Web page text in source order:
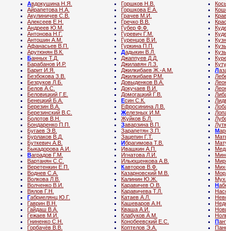
Авдокушина Н.Я.
Айрапетова Н.А.
Акулиничев С.В.
Алексеев Е.Н.
Андреев Ю.М.
Антонова Н.Г.
Антошин А.М.
Афанасьев В.П.
Арутюнян В.К.
Банных Т.Д.
Барабанов И.Р.
Барит И.Я.
Безбокова З.В.
Безруков Л.Б.
Белов А.С.
Беловицкий Г.Е.
Бенецкий Б.А.
Березин В.А.
Березинский В.С.
Болотов В.Н.
Бондаренко П.П.
Бугаев Э.В.
Бурлаков В.Д.
Буткевич А.В.
Быкадорова А.И.
Ваградов Г.М.
Вартанян С.С.
Веретенкин Е.П.
Воднев С.А.
Волкова Л.В.
Волченко В.И.
Вялов Г.Н.
Габриелянц Ю.Г.
Гаврин В.Н.
Гайдаш В.А.
Гежаев М.И.
Гниненко С.Н.
Горбачёв В.В.
Горшков Н.В.
Горшкова Е.А.
Грачев М.И.
Гречко В.В.
Губер Ф.Ф.
Гуревич Г.М.
Гуренцов В.И.
Гуркина П.П.
Дадыкин В.Л.
Джаппуев Д.Д.
Джилавян Л.З.
Джилкибаев Ж.-А.М.
Джилкибаев Р.М.
Довыденков В.А.
Докучаев В.И.
Домогацкий Г.В.
Есин С.К.
Ефросинина Л.В.
Железных И.М.
Жуйков Б.Л.
Заварзина В.П.
Зарапетян З.П.
Зацепин Г.Т.
Ибрагимова Т.В.
Ивашкин А.П.
Игнатова Л.И.
Ильющенкова А.В.
Кавторов В.Ф.
Казарновский М.В.
Калинин Ю.Ж.
Каравичев О.В.
Каравичева Т.Л.
Катаев А.Л.
Кашеваров А.Н.
Кваша А.И.
Клабуков А.М.
Конобеевский Е.С.
Коптелов Э.А.
Л
М
Н
П